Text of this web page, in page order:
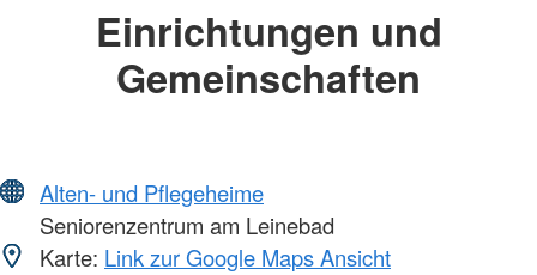
Einrichtungen und
Gemeinschaften
Alten- und Pflegeheime
Seniorenzentrum am Leinebad
Karte: Link zur Google Maps Ansicht